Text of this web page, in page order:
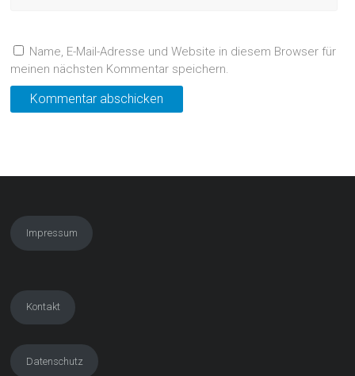
Name, E-Mail-Adresse und Website in diesem Browser für
meinen nächsten Kommentar speichern.
Impressum
Kontakt
Datenschutz